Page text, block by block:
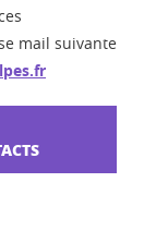
mail suivante